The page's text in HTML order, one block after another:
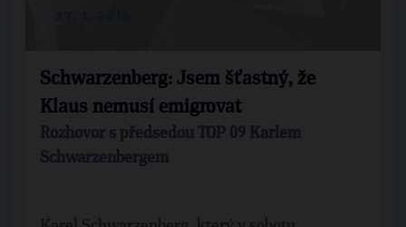
Schwarzenberg: Jsem šťastný, že
Klaus nemusí emigrovat
Rozhovor s předsedou TOP 09 Karlem
Schwarzenbergem